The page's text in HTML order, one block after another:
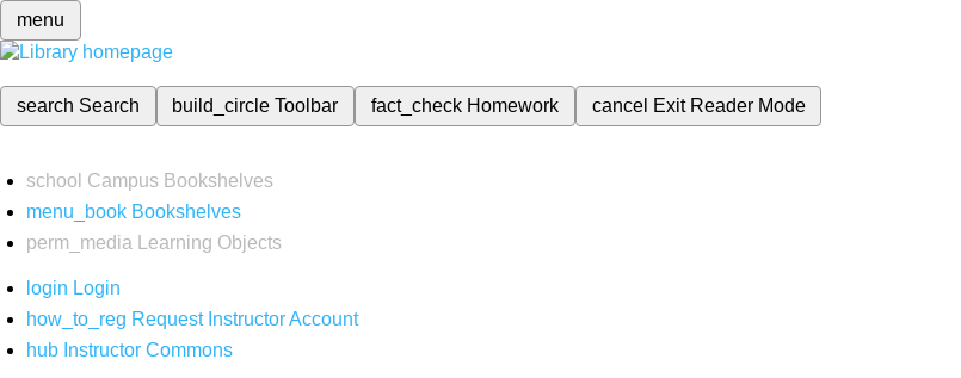
menu
search Search build_circleToolbar fact_check Homework cancel Exit Reader Mode
school Campus Bookshelves
menu_book Bookshelves
perm_media
Learning Objects
login Login
how_to_reg Request Instructor Account
hub Instructor Commons